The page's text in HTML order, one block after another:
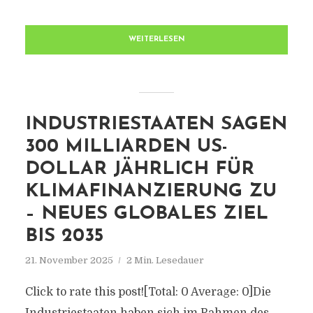
WEITERLESEN
INDUSTRIESTAATEN SAGEN
300 MILLIARDEN US-
DOLLAR JÄHRLICH FÜR
KLIMAFINANZIERUNG ZU
– NEUES GLOBALES ZIEL
BIS 2035
21. November 2025 2 Min. Lesedauer
Click to rate this post![Total: 0 Average: 0]Die